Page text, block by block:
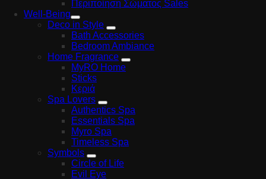
Περιποίηση Σώματος Sales
Well-Being
Deco in Style
Bath Accessories
Bedroom Ambiance
Home Fragrance
MyRO Home
Sticks
Κεριά
Spa Lovers
Authentics Spa
Essentials Spa
Myro Spa
Timeless Spa
Symbols
Circle of Life
Evil Eye